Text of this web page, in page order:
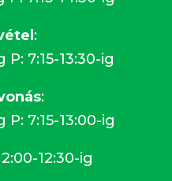
:
P: 7:15-13:30-ig
:
P: 7:15-13:00-ig
12:30-ig